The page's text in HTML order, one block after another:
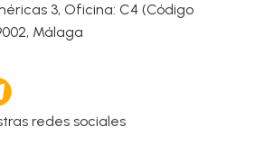
3, Oficina: C4 (Código
Málaga
redes sociales